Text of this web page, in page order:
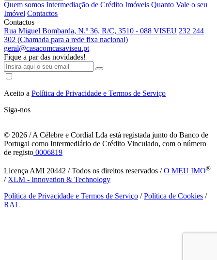
Quem somos Intermediação de Crédito Imóveis Quanto Vale o seu
Imóvel Contactos
Contactos
Rua Miguel Bombarda, N.º 36, R/C, 3510 - 088 VISEU 232 244
302 (Chamada para a rede fixa nacional)
geral@casacomcasaviseu.pt
Fique a par das novidades!
Aceito a Política de Privacidade e Termos de Serviço
Siga-nos
© 2026 / A Célebre e Cordial Lda está registada junto do Banco de
Portugal como Intermediário de Crédito Vinculado, com o número
de registo 0006819
Licença AMI 20442 / Todos os direitos reservados /O MEU IMO®
/ XLM - Innovation & Technology
Política de Privacidade e Termos de Serviço /Política de Cookies /
RAL